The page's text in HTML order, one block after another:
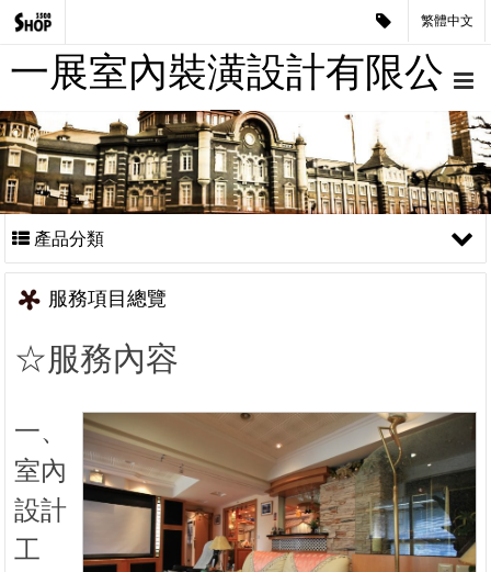
繁體中文
一展室內裝潢設計有限公
司
產品分類
服務項目總覽
☆服務內容
​​​一、
室內
設計
工